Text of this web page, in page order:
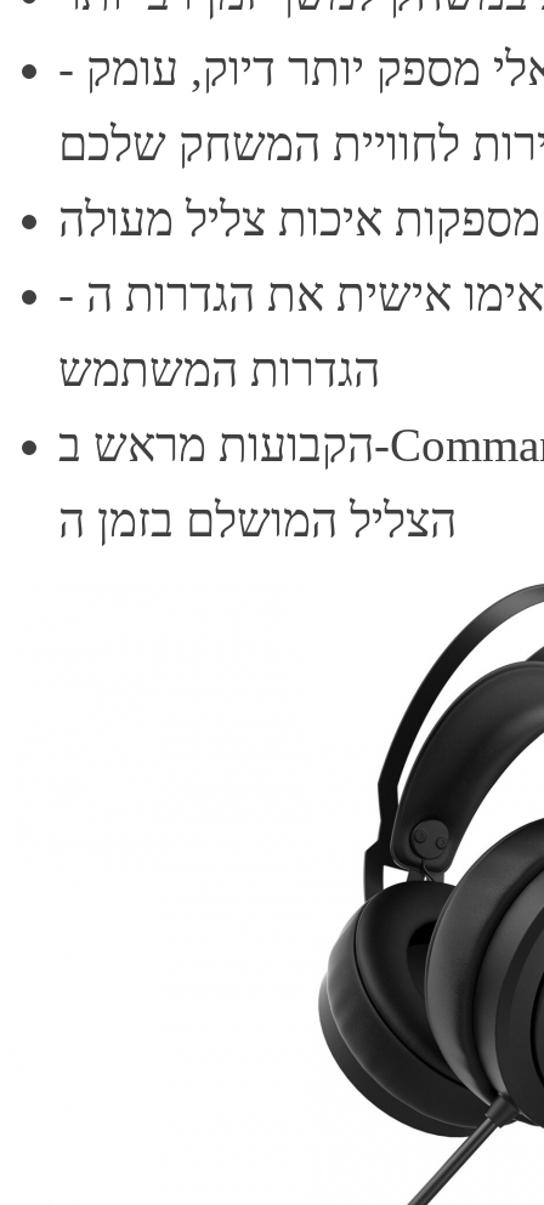
- שמע הכל 7.1- צליל היקפי וירטואלי מספק יותר דיוק, עומק
- שמע לפי הזמנה- התאימו אישית את הגדרות ה-EQ ואת
הגדרות המשתמש
הקבועות מראש ב-Command OMEN Center כדי להשיג את
הצליל המושלם בזמן ה